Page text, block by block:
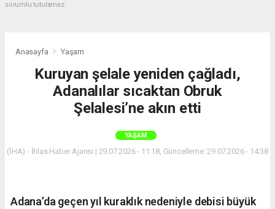
sorumlu tutulamaz.
Anasayfa Yaşam
Kuruyan şelale yeniden çağladı,
Adanalılar sıcaktan Obruk
Şelalesi’ne akın etti
YAŞAM
(İHA) - İhlas Haber Ajansı | 29.07.2026 - 11:18, Güncelleme: 29.07.2026 - 14:38
Adana’da geçen yıl kuraklık nedeniyle debisi büyük